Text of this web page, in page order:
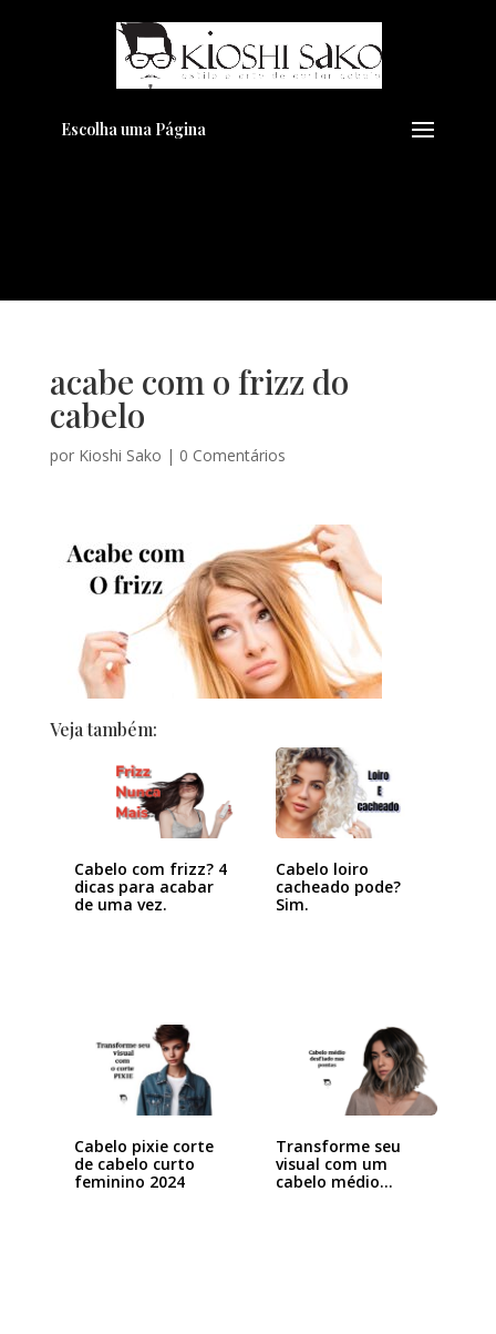
Escolha uma Página
acabe com o frizz do
cabelo
por Kioshi Sako | 0 Comentários
Veja também:
Cabelo com frizz? 4
dicas para acabar
de uma vez.
Cabelo loiro
cacheado pode?
Sim.
Cabelo pixie corte
de cabelo curto
feminino 2024
Transforme seu
visual com um
cabelo médio
Pensando em transformar seu
Visual??